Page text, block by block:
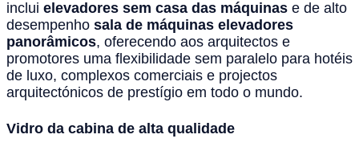
inclui elevadores sem casa das máquinas e de alto
desempenho sala de máquinas elevadores
panorâmicos, oferecendo aos arquitectos e
promotores uma flexibilidade sem paralelo para hotéis
de luxo, complexos comerciais e projectos
arquitectónicos de prestígio em todo o mundo.
Vidro da cabina de alta qualidade